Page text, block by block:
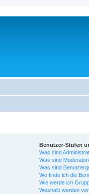
Benutzer-Stufen
Was sind
Was sind
Was sind
Wo finde ich die
Wie werde ich
Weshalb werden